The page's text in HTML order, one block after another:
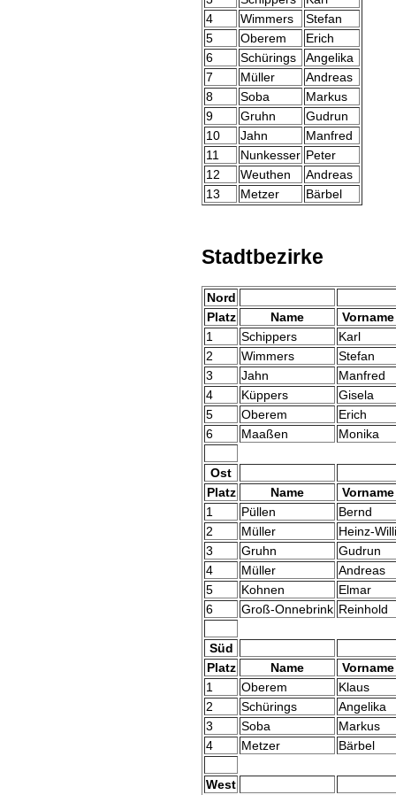
4
Wimmers
Stefan
5
Oberem
Erich
6
Schürings
Angelika
7
Müller
Andreas
8
Soba
Markus
9
Gruhn
Gudrun
10
Jahn
Manfred
11
Nunkesser Peter
12
Weuthen
Andreas
13
Metzer Bärbel
Stadtbezirke
Nord
Platz
Name
Vorname
1
Schippers
Karl
2
Wimmers
Stefan
3
Jahn
Manfred
4
Küppers
Gisela
5
Oberem
Erich
6
Maaßen Monika
Ost
Platz
Name
Vorname
1
Püllen
Bernd
2
Müller
Heinz-Willi
3
Gruhn
Gudrun
4
Müller
Andreas
5
Kohnen
Elmar
6
Groß-Onnebrink Reinhold
Süd
Platz
Name
Vorname
1
Oberem
Klaus
2
Schürings
Angelika
3
Soba
Markus
4
Metzer Bärbel
West